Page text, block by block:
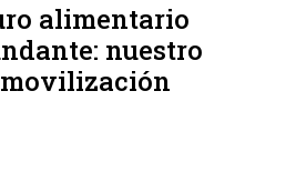
alimentario
nuestro